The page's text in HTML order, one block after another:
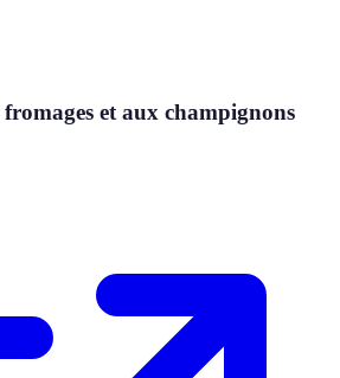
et aux champignons